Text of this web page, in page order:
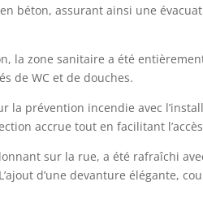
béton, assurant ainsi une
la zone sanitaire a été
de WC et de douches.
la prévention incendie avec
accrue tout en facilitant
sur la rue, a été rafraîchi
d’une devanture élégante,